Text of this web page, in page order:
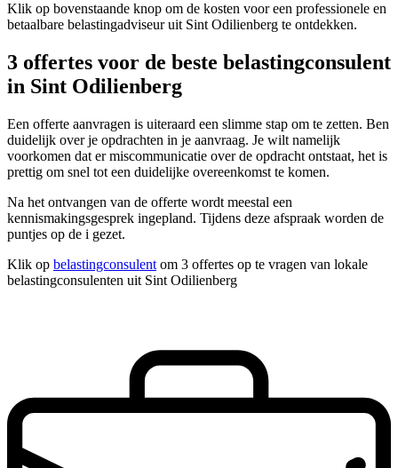
Klik op bovenstaande knop om de kosten voor een professionele en
betaalbare belastingadviseur uit Sint Odilienberg te ontdekken.
3 offertes voor de beste belastingconsulent
in Sint Odilienberg
Een offerte aanvragen is uiteraard een slimme stap om te zetten. Ben
duidelijk over je opdrachten in je aanvraag. Je wilt namelijk
voorkomen dat er miscommunicatie over de opdracht ontstaat, het is
prettig om snel tot een duidelijke overeenkomst te komen.
Na het ontvangen van de offerte wordt meestal een
kennismakingsgesprek ingepland. Tijdens deze afspraak worden de
puntjes op de i gezet.
Klik op belastingconsulent om 3 offertes op te vragen van lokale
belastingconsulenten uit Sint Odilienberg